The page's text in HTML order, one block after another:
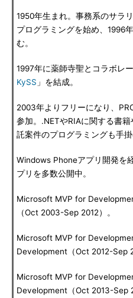
1950年生まれ。事務系のサラ
プログラミングを始め、1996
む。
1997年に薬師寺聖とコラボレ
KySS 」を結成。
2003年よりフリーになり、
参加。.NETやRIAに関する書
託案件のプログラミングも手掛
Windows Phoneアプリ開発を
プリを多数公開中。
Microsoft MVP for
（Oct 2003-Sep 2012）。
Microsoft MVP for
Development（Oct 2012-Sep
Microsoft MVP for
Development（Oct 2013-Sep